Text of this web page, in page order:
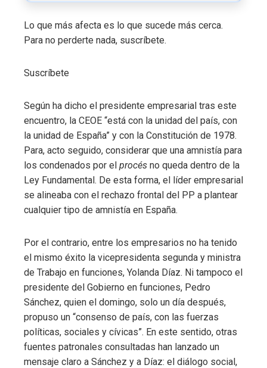
Lo que más afecta es lo que sucede más cerca.
Para no perderte nada, suscríbete.
Suscríbete
Según ha dicho el presidente empresarial tras este
encuentro, la CEOE “está con la unidad del país, con
la unidad de España” y con la Constitución de 1978.
Para, acto seguido, considerar que una amnistía para
los condenados por el procés no queda dentro de la
Ley Fundamental. De esta forma, el líder empresarial
se alineaba con el rechazo frontal del PP a plantear
cualquier tipo de amnistía en España.
Por el contrario, entre los empresarios no ha tenido
el mismo éxito la vicepresidenta segunda y ministra
de Trabajo en funciones, Yolanda Díaz. Ni tampoco el
presidente del Gobierno en funciones, Pedro
Sánchez, quien el domingo, solo un día después,
propuso un “consenso de país, con las fuerzas
políticas, sociales y cívicas”. En este sentido, otras
fuentes patronales consultadas han lanzado un
mensaje claro a Sánchez y a Díaz: el diálogo social,